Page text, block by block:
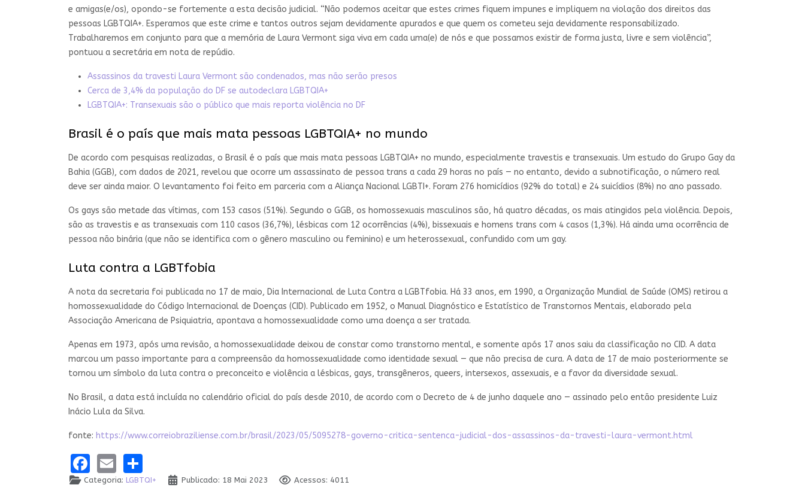
e amigas(e/os), opondo-se fortemente a esta decisão judicial. “Não podemos aceitar que estes crimes fiquem impunes e impliquem na violação dos direitos das
pessoas LGBTQIA+. Esperamos que este crime e tantos outros sejam devidamente apurados e que quem os cometeu seja devidamente responsabilizado.
Trabalharemos em conjunto para que a memória de Laura Vermont siga viva em cada uma(e) de nós e que possamos existir de forma justa, livre e sem violência”,
pontuou a secretária em nota de repúdio.
Assassinos da travesti Laura Vermont são condenados, mas não serão presos
Cerca de 3,4% da população do DF se autodeclara LGBTQIA+
LGBTQIA+: Transexuais são o público que mais reporta violência no DF
Brasil é o país que mais mata pessoas LGBTQIA+ no mundo
De acordo com pesquisas realizadas, o Brasil é o país que mais mata pessoas LGBTQIA+ no mundo, especialmente travestis e transexuais. Um estudo do Grupo Gay da
Bahia (GGB), com dados de 2021, revelou que ocorre um assassinato de pessoa trans a cada 29 horas no país — no entanto, devido a subnotificação, o número real
deve ser ainda maior. O levantamento foi feito em parceria com a Aliança Nacional LGBTI+. Foram 276 homicídios (92% do total) e 24 suicídios (8%) no ano passado.
Os gays são metade das vítimas, com 153 casos (51%). Segundo o GGB, os homossexuais masculinos são, há quatro décadas, os mais atingidos pela violência. Depois,
são as travestis e as transexuais com 110 casos (36,7%), lésbicas com 12 ocorrências (4%), bissexuais e homens trans com 4 casos (1,3%). Há ainda uma ocorrência de
pessoa não binária (que não se identifica com o gênero masculino ou feminino) e um heterossexual, confundido com um gay.
Luta contra a LGBTfobia
A nota da secretaria foi publicada no 17 de maio, Dia Internacional de Luta Contra a LGBTfobia. Há 33 anos, em 1990, a Organização Mundial de Saúde (OMS) retirou a
homossexualidade do Código Internacional de Doenças (CID). Publicado em 1952, o Manual Diagnóstico e Estatístico de Transtornos Mentais, elaborado pela
Associação Americana de Psiquiatria, apontava a homossexualidade como uma doença a ser tratada.
Apenas em 1973, após uma revisão, a homossexualidade deixou de constar como transtorno mental, e somente após 17 anos saiu da classificação no CID. A data
marcou um passo importante para a compreensão da homossexualidade como identidade sexual — que não precisa de cura. A data de 17 de maio posteriormente se
tornou um símbolo da luta contra o preconceito e violência a lésbicas, gays, transgêneros, queers, intersexos, assexuais, e a favor da diversidade sexual.
No Brasil, a data está incluída no calendário oficial do país desde 2010, de acordo com o Decreto de 4 de junho daquele ano — assinado pelo então presidente Luiz
Inácio Lula da Silva.
fonte: https://www.correiobraziliense.com.br/brasil/2023/05/5095278-governo-critica-sentenca-judicial-dos-assassinos-da-travesti-laura-vermont.html
Facebook
Email
Categoria: LGBTQI+ Publicado: 18 Mai 2023 Acessos: 4011